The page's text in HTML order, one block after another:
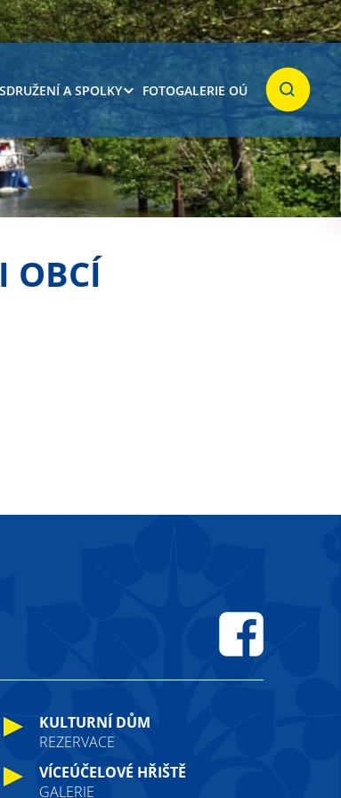
SDRUŽENÍ A SPOLKY FOTOGALERIE OÚ
Hledat
OBCÍ
KULTURNÍ DŮM
REZERVACE
VÍCEÚČELOVÉ HŘIŠTĚ
GALERIE